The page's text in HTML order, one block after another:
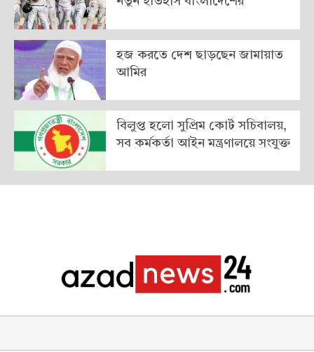
হজ করতে দেশ ছাড়ছেন জামায়াত
আমির
বিলুপ্ত হলো সুপ্রিম কোর্ট সচিবালয়,
সব কর্মকর্তা আইন মন্ত্রণালয়ে সংযুক্ত